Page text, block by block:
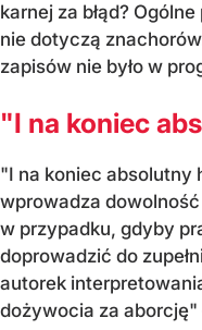
karnej za błąd?
nie dotyczą
zapisów nie było w
"I na koniec
"I na koniec absolutny
wprowadza
w przypadku, gdyby
doprowadzić do
autorek
dożywocia za aborcję"